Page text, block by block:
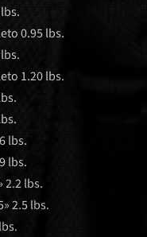
0.95 lbs.
1.20 lbs.
lbs.
lbs.
2.2 lbs.
2.5 lbs.